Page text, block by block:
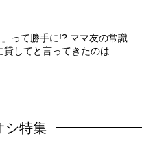
」って勝手に!? ママ友の常識
貸してと言ってきたのは…
シ特集